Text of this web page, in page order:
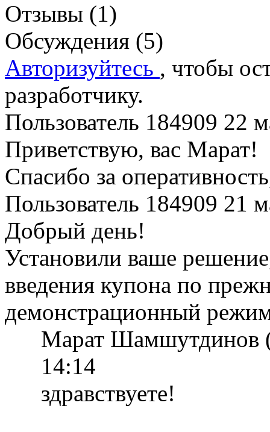
Отзывы (1)
Обсуждения (5)
Авторизуйтесь , чтобы
разработчику.
Пользователь 184909 22
Приветствую, вас Марат!
Спасибо за
Пользователь 184909 21
Добрый день!
Установили ваше
введения купона по
демонстрационный
Марат Шамшутдинов
14:14
здравствуете!